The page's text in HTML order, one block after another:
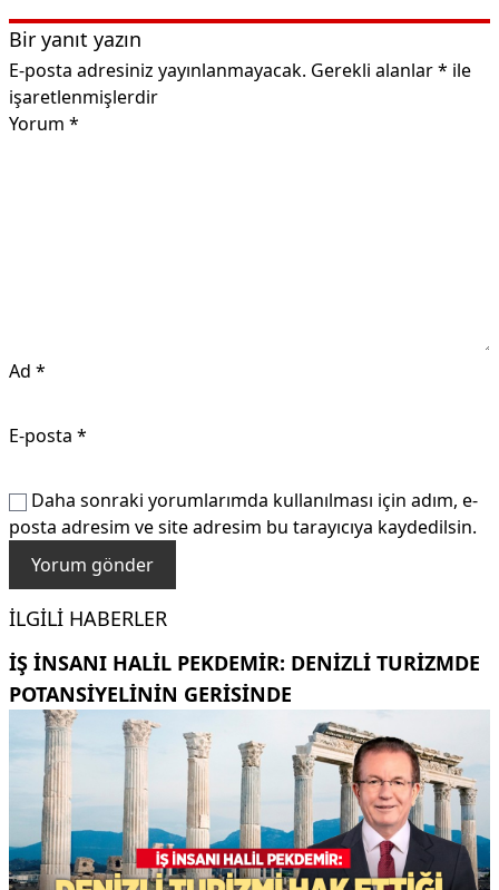
Bir yanıt yazın
E-posta adresiniz yayınlanmayacak. Gerekli alanlar* ile
işaretlenmişlerdir
Yorum *
Ad *
E-posta *
Daha sonraki yorumlarımda kullanılması için adım, e-
posta adresim ve site adresim bu tarayıcıya kaydedilsin.
İLGILI HABERLER
İŞ INSANI HALIL PEKDEMIR: DENIZLI TURIZMDE
POTANSIYELININ GERISINDE